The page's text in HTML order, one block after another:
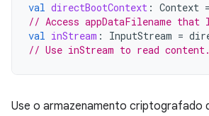
val directBootContext : Context =
// Access appDataFilename
val inStream : InputStream =
// Use inStream to read
Use o armazenamento criptografado